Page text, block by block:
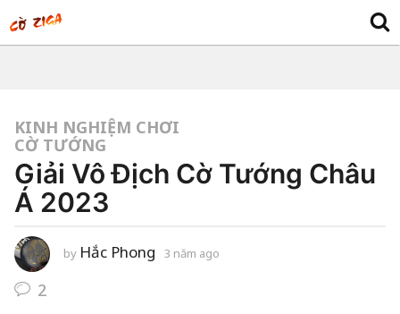
KINH NGHIỆM CHƠI
CỜ TƯỚNG
Giải Vô Địch Cờ Tướng Châu
Á 2023
by Hắc Phong 3 năm ago
2